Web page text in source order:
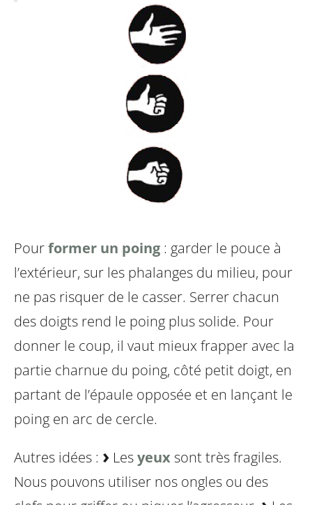
Pourformer un poing : garder le pouce à
l’extérieur, sur les phalanges du milieu, pour
ne pas risquer de le casser. Serrer chacun
des doigts rend le poing plus solide. Pour
donner le coup, il vaut mieux frapper avec la
partie charnue du poing, côté petit doigt, en
partant de l’épaule opposée et en lançant le
poing en arc de cercle.
Autres idées : Lesyeux sont très fragiles.
Nous pouvons utiliser nos ongles ou des